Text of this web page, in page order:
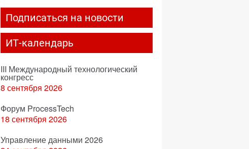
Подписаться на новости
ИТ-календарь
III Международный технологический
конгресс
8 сентября 2026
Форум ProcessTech
18 сентября 2026
Управление данными 2026